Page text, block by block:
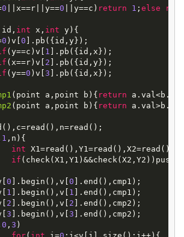
0 ||x==r||y==0 ||y==c) return 1 ; else
id, int x, int y) {
0 )v[0 ].pb({id,y});
(y==c)v[ 1 ].pb({id,x});
(x==r)v[ 2 ].pb({id,y});
(y==0 )v[3 ].pb({id,x});
(point a,point b) { return
(point a,point b) { return
1 ,n){
int
if
0 ].begin(),v[0 ].end(),cmp1);
1 ].begin(),v[ 1 ].end(),cmp1);
2 ].begin(),v[ 2 ].end(),cmp2);
3 ].begin(),v[3 ].end(),cmp2);
0 , 3 )
for( int i=0 ;i<v[j].size();i++){